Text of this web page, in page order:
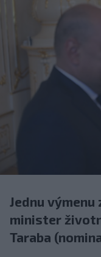
Jednu
minister
Taraba